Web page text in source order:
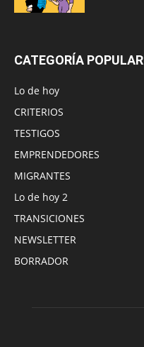
CATEGORÍA POPULAR
Lo de hoy
CRITERIOS
TESTIGOS
EMPRENDEDORES
MIGRANTES
Lo de hoy 2
TRANSICIONES
NEWSLETTER
BORRADOR